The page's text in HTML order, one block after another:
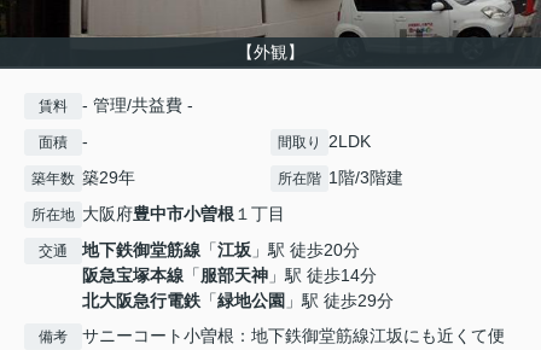
【外観】
賃料 - 管理/共益費 -
面積 - 間取り 2LDK
築年数 築29年 所在階 1階/3階建
所在地 大阪府豊中市小曽根１丁目
交通 地下鉄御堂筋線 「江坂 」駅 徒歩20分
阪急宝塚本線 「服部天神 」駅 徒歩14分
北大阪急行電鉄 「緑地公園 」駅 徒歩29分
備考
サニーコート小曽根：地下鉄御堂筋線江坂にも近くて便